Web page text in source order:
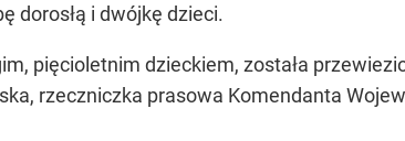
dorosłą i dwójkę dzieci.
pięcioletnim dzieckiem, została
rzeczniczka prasowa Komendanta